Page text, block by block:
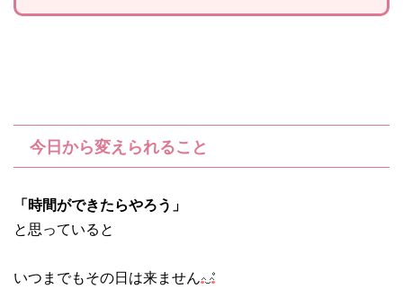
今日から変えられること
「時間ができたらやろう」
と思っていると
いつまでもその日は来ません